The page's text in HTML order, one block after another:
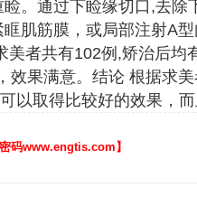
。通过下睑缘切口,去除
肌筋膜，或局部注射A
美者共有102例,矫治后均
效果满意。结论 根据求
以取得比较好的效果，
码www.engtis.com】